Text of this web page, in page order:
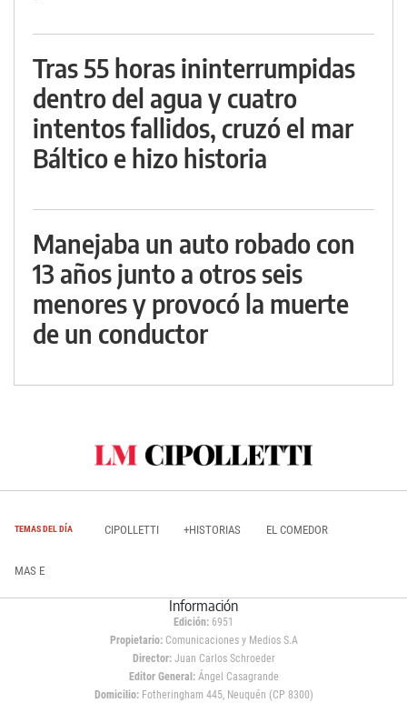
Tras 55 horas ininterrumpidas
dentro del agua y cuatro
intentos fallidos, cruzó el mar
Báltico e hizo historia
Manejaba un auto robado con
13 años junto a otros seis
menores y provocó la muerte
de un conductor
TEMAS DEL DÍA CIPOLLETTI +HISTORIAS EL COMEDOR
MAS E
Información
Edición: 6951
Propietario:Comunicaciones y Medios S.A
Director: Juan Carlos Schroeder
Editor General:Ángel Casagrande
Domicilio:Fotheringham 445, Neuquén (CP 8300)